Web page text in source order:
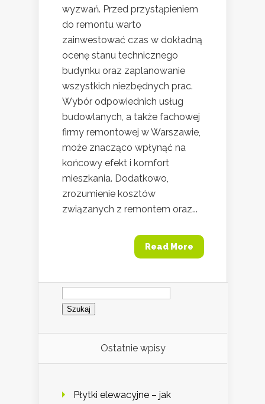
wyzwań. Przed przystąpieniem
do remontu warto
zainwestować czas w dokładną
ocenę stanu technicznego
budynku oraz zaplanowanie
wszystkich niezbędnych prac.
Wybór odpowiednich usług
budowlanych, a także fachowej
firmy remontowej w Warszawie,
może znacząco wpłynąć na
końcowy efekt i komfort
mieszkania. Dodatkowo,
zrozumienie kosztów
związanych z remontem oraz...
Read More
Szukaj:
Ostatnie wpisy
Płytki elewacyjne – jak